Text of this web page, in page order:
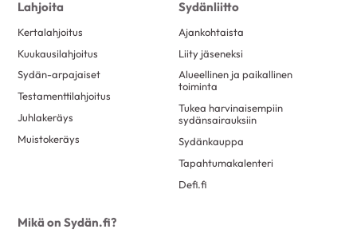
Lahjoita
Kertalahjoitus
Kuukausilahjoitus
Sydän-arpajaiset
Testamenttilahjoitus
Juhlakeräys
Muistokeräys
Sydänliitto
Ajankohtaista
Liity jäseneksi
Alueellinen ja paikallinen
toiminta
Tukea harvinaisempiin
sydänsairauksiin
Sydänkauppa
Tapahtumakalenteri
Defi.fi
Mikä on Sydän.fi?